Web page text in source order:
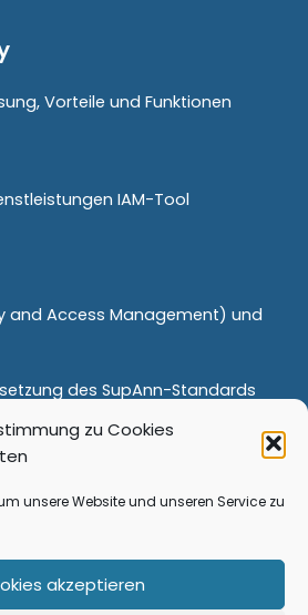
zu Cookies
unsere Website und unseren Service zu
akzeptieren
Vorteile und Funktionen
IAM-Tool
and Access Management) und
des SupAnn-Standards